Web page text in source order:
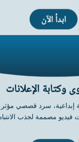
ابدأ الآن
وكتابة الإعلانات
إبداعية، سرد قصصي مؤثر،
فيديو مصممة لجذب الانتباه.
ابدأ الآن